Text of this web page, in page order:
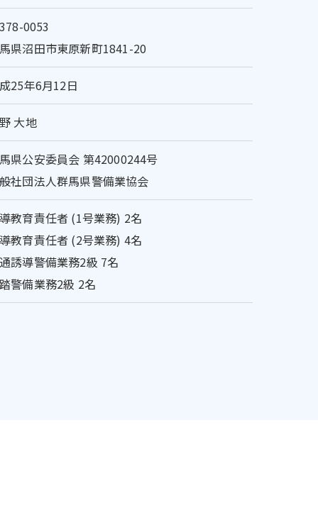
0053
県沼田市東原新町1841-20
25年6月12日
大地
県公安委員会 第42000244号
社団法人群馬県警備業協会
教育責任者 (1号業務) 2名
教育責任者 (2号業務) 4名
誘導警備業務2級 7名
警備業務2級 2名